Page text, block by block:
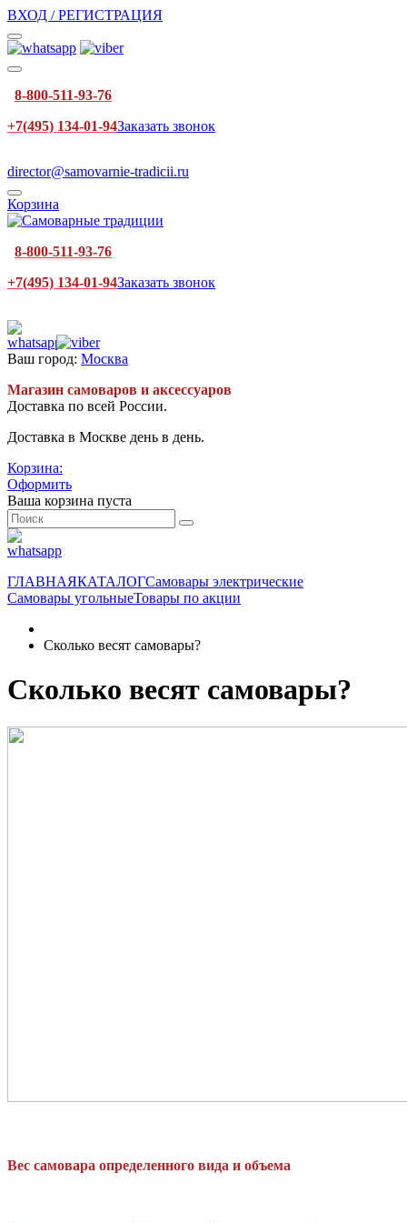
ВХОД / РЕГИСТРАЦИЯ
8-800-511-93-76
+7(495) 134-01-94Заказать звонок
director@samovarnie-tradicii.ru
Корзина
8-800-511-93-76
+7(495) 134-01-94Заказать звонок
Ваш город: Москва
Магазин самоваров и аксессуаров
Доставка по всей России.
Доставка в Москве день в день.
Корзина:
Оформить
Ваша корзина пуста
ГЛАВНАЯКАТАЛОГСамовары электрические
Самовары угольныеТовары по акции
Сколько весят самовары?
Сколько весят самовары?
Вес самовара определенного вида и объема